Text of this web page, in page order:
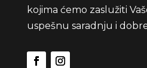
kojima ćemo zaslužiti
uspešnu saradnju i